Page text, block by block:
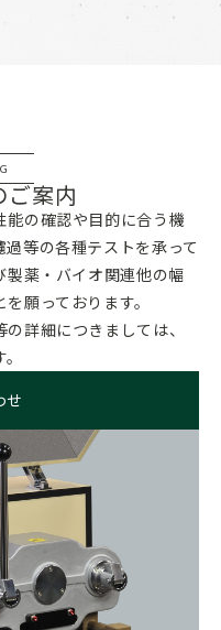
ご案内
能の確認や目的に合う機
等の各種テストを承って
製薬・バイオ関連他の幅
願っております。
詳細につきましては、
せ